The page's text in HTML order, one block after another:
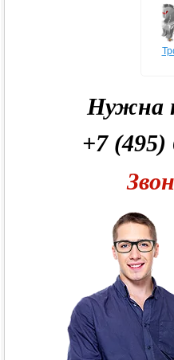
Нужна
+7 (495)